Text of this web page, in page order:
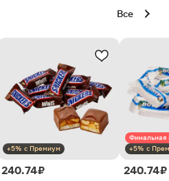
Все
+5% с Премиум
240.74 ₽
Финальная
+5% с
240.74 ₽